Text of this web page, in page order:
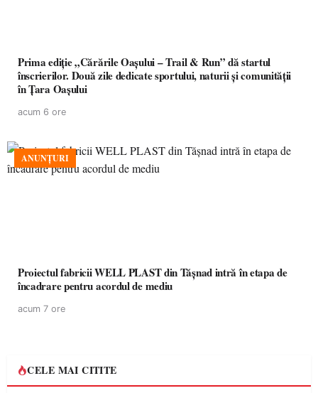
Prima ediție „Cărările Oașului – Trail & Run” dă startul
înscrierilor. Două zile dedicate sportului, naturii și comunității
în Țara Oașului
acum 6 ore
ANUNȚURI
Proiectul fabricii WELL PLAST din Tășnad intră în etapa de
încadrare pentru acordul de mediu
acum 7 ore
CELE MAI CITITE